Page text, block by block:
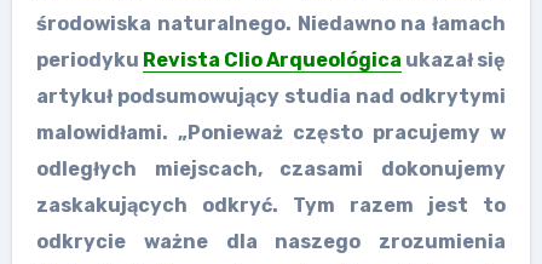
środowiska naturalnego. Niedawno na łamach
periodyku Revista Clio Arqueológica ukazał się
artykuł podsumowujący studia nad odkrytymi
malowidłami. „Ponieważ często pracujemy w
odległych miejscach, czasami dokonujemy
zaskakujących odkryć. Tym razem jest to
odkrycie ważne dla naszego zrozumienia